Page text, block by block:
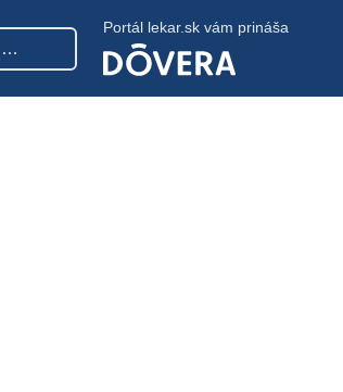
Portál lekar.sk vám prináša